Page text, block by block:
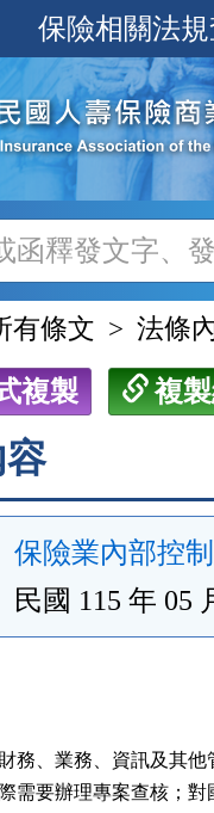
保險相關法
有條文 法條
複製 複
保險業內部控
民國 115 年 05
務、業務、資訊及其
需要辦理專案查核；